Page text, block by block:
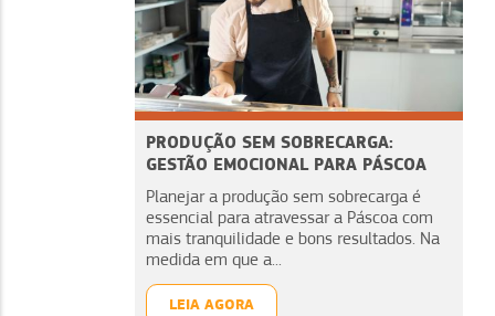
PRODUÇÃO SEM SOBRECARGA:
GESTÃO EMOCIONAL PARA PÁSCOA
Planejar a produção sem sobrecarga é
essencial para atravessar a Páscoa com
mais tranquilidade e bons resultados. Na
medida em que a...
LEIA AGORA